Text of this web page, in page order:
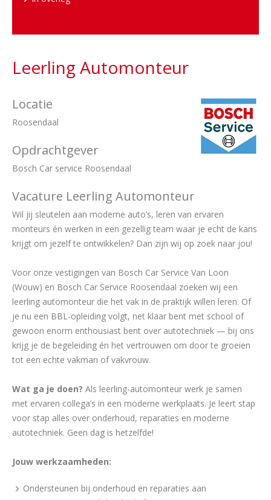
Leerling Automonteur
Locatie
Roosendaal
Opdrachtgever
Bosch Car service Roosendaal
Vacature Leerling Automonteur
Wil jij sleutelen aan moderne auto’s, leren van ervaren
monteurs én werken in een gezellig team waar je echt de kans
krijgt om jezelf te ontwikkelen? Dan zijn wij op zoek naar jou!
Voor onze vestigingen van Bosch Car Service Van Loon
(Wouw) en Bosch Car Service Roosendaal zoeken wij een
leerling automonteur die het vak in de praktijk willen leren. Of
je nu een BBL-opleiding volgt, net klaar bent met school of
gewoon enorm enthousiast bent over autotechniek — bij ons
krijg je de begeleiding én het vertrouwen om door te groeien
tot een echte vakman of vakvrouw.
Wat ga je doen? Als leerling-automonteur werk je samen
met ervaren collega’s in een moderne werkplaats. Je leert stap
voor stap alles over onderhoud, reparaties en moderne
autotechniek. Geen dag is hetzelfde!
Jouw werkzaamheden:
Ondersteunen bij onderhoud en reparaties aan